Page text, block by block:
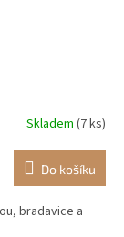
Skladem (7 ks)
Do košíku
bradavice a